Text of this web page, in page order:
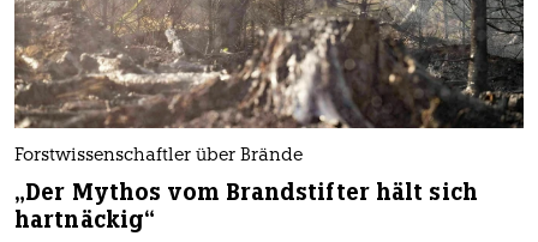
Forstwissenschaftler über Brände
„Der Mythos vom Brandstifter hält sich
hartnäckig“